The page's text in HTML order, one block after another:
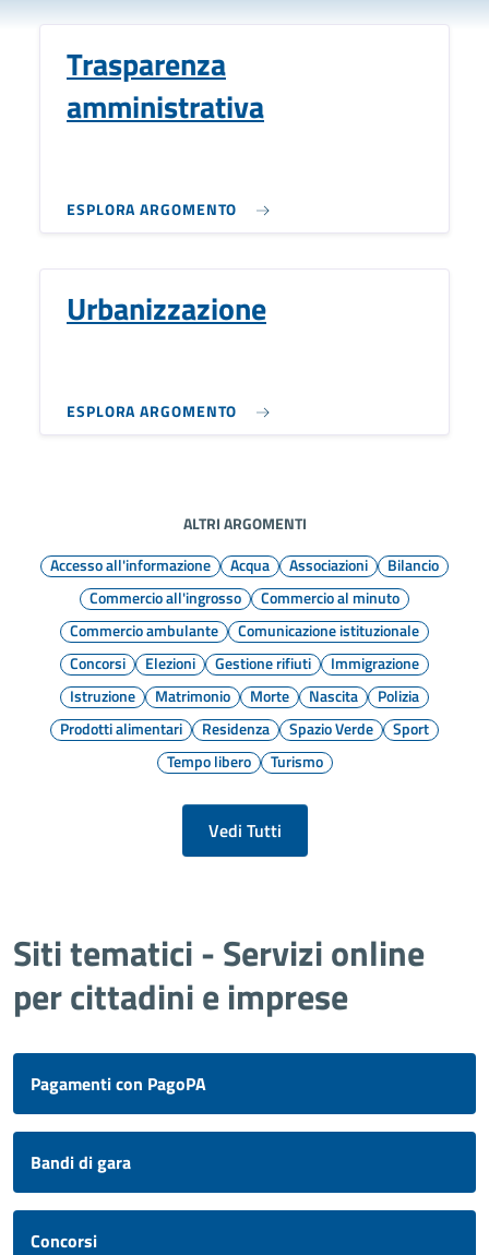
Trasparenza
amministrativa
ESPLORA ARGOMENTO
Urbanizzazione
ESPLORA ARGOMENTO
ALTRI ARGOMENTI
Accesso all'informazione
Acqua Associazioni
Bilancio
Commercio all'ingrosso
Commercio al minuto
Commercio ambulante
Comunicazione istituzionale
Concorsi
Elezioni Gestione rifiuti
Immigrazione
Istruzione
Matrimonio Morte Nascita
Polizia
Prodotti alimentari
Residenza Spazio Verde
Sport
Tempo libero
Turismo
Vedi Tutti
Siti tematici - Servizi online
per cittadini e imprese
Pagamenti con PagoPA
Bandi di gara
Concorsi